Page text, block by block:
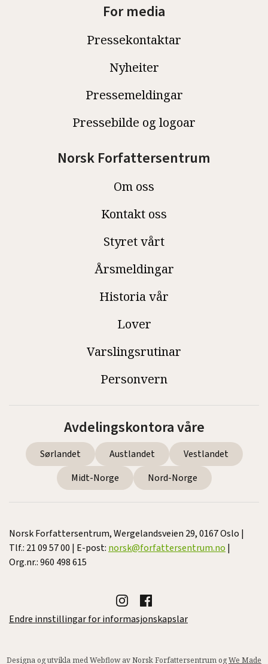
For media
Pressekontaktar
Nyheiter
Pressemeldingar
Pressebilde og logoar
Norsk Forfattersentrum
Om oss
Kontakt oss
Styret vårt
Årsmeldingar
Historia vår
Lover
Varslingsrutinar
Personvern
Avdelingskontora våre
Sørlandet Austlandet
Vestlandet
Midt-Norge
Nord-Norge
Norsk Forfattersentrum, Wergelandsveien 29, 0167 Oslo |
Tlf.: 21 09 57 00 | E-post: norsk@forfattersentrum.no |
Org.nr.: 960 498 615
Endre innstillingar for informasjonskapslar
Designa og utvikla med Webflow av Norsk Forfattersentrum ogWe Made